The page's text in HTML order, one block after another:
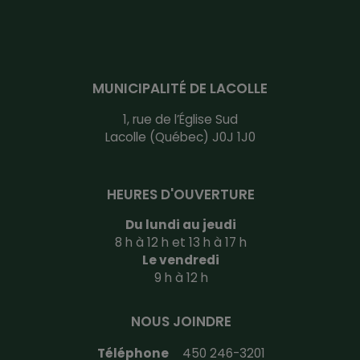
MUNICIPALITÉ DE LACOLLE
1, rue de l’Église Sud
Lacolle (Québec) J0J 1J0
HEURES D'OUVERTURE
Du lundi au jeudi
8 h à 12 h et 13 h à 17 h
Le vendredi
9 h à 12 h
NOUS JOINDRE
Téléphone 450 246-3201